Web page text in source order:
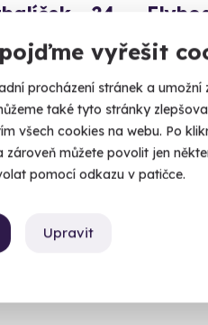
vyřešit
procházení stránek a umožní
také tyto stránky
všech cookies na webu. Po
můžete povolit jen
pomocí odkazu v patičce.
Upravit
- 24
Jen vy,
(+
1 590